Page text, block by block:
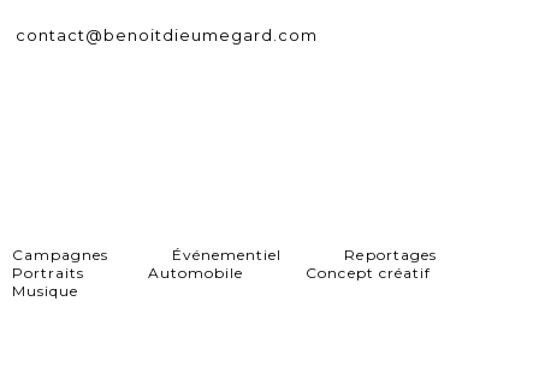
contact@benoitdieumegard.com
Campagnes Événementiel
Reportages
Portraits
Automobile
Concept créatif
Musique